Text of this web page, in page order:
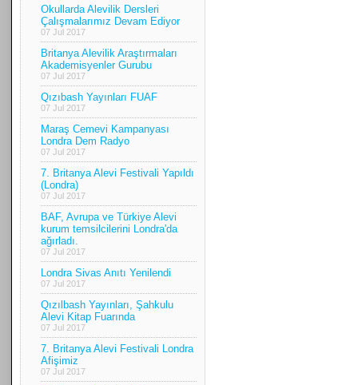
Okullarda Alevilik Dersleri
Çalışmalarımız Devam Ediyor
07 Jul 2017
Britanya Alevilik Araştırmaları
Akademisyenler Gurubu
07 Jul 2017
Qızıbash Yayınları FUAF
07 Jul 2017
Maraş Cemevi Kampanyası
Londra Dem Radyo
07 Jul 2017
7. Britanya Alevi Festivali Yapıldı
(Londra)
07 Jul 2017
BAF, Avrupa ve Türkiye Alevi
kurum temsilcilerini Londra'da
ağırladı.
07 Jul 2017
Londra Sivas Anıtı Yenilendi
07 Jul 2017
Qızılbash Yayınları, Şahkulu
Alevi Kitap Fuarında
07 Jul 2017
7. Britanya Alevi Festivali Londra
Afişimiz
07 Jul 2017